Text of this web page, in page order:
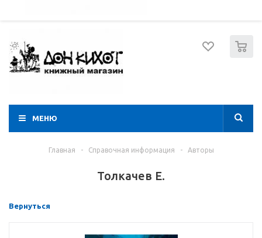
МЕНЮ
Главная - Справочная информация - Авторы
Толкачев Е.
Вернуться